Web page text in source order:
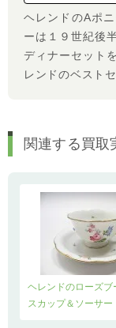
ヘレンドのAポ
ーは１９世紀後
ディナーセット
レンドのベスト
関連する買取
ヘレンドのローズブ
スカップ＆ソーサー